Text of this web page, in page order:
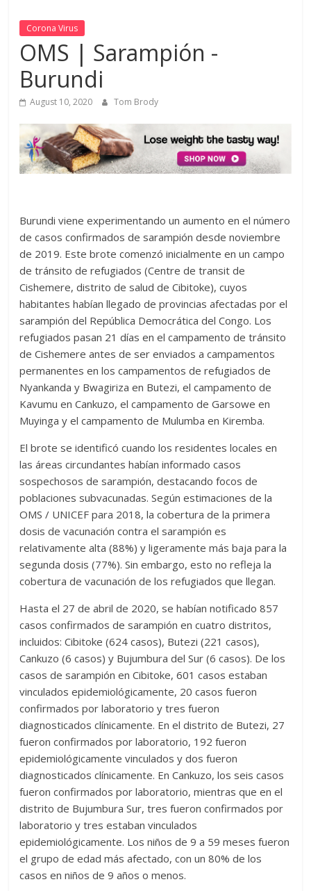
Corona Virus
OMS | Sarampión -
Burundi
August 10, 2020 Tom Brody
Burundi viene experimentando un aumento en el número
de casos confirmados de sarampión desde noviembre
de 2019. Este brote comenzó inicialmente en un campo
de tránsito de refugiados (Centre de transit de
Cishemere, distrito de salud de Cibitoke), cuyos
habitantes habían llegado de provincias afectadas por el
sarampión del República Democrática del Congo. Los
refugiados pasan 21 días en el campamento de tránsito
de Cishemere antes de ser enviados a campamentos
permanentes en los campamentos de refugiados de
Nyankanda y Bwagiriza en Butezi, el campamento de
Kavumu en Cankuzo, el campamento de Garsowe en
Muyinga y el campamento de Mulumba en Kiremba.
El brote se identificó cuando los residentes locales en
las áreas circundantes habían informado casos
sospechosos de sarampión, destacando focos de
poblaciones subvacunadas. Según estimaciones de la
OMS / UNICEF para 2018, la cobertura de la primera
dosis de vacunación contra el sarampión es
relativamente alta (88%) y ligeramente más baja para la
segunda dosis (77%). Sin embargo, esto no refleja la
cobertura de vacunación de los refugiados que llegan.
Hasta el 27 de abril de 2020, se habían notificado 857
casos confirmados de sarampión en cuatro distritos,
incluidos: Cibitoke (624 casos), Butezi (221 casos),
Cankuzo (6 casos) y Bujumbura del Sur (6 casos). De los
casos de sarampión en Cibitoke, 601 casos estaban
vinculados epidemiológicamente, 20 casos fueron
confirmados por laboratorio y tres fueron
diagnosticados clínicamente. En el distrito de Butezi, 27
fueron confirmados por laboratorio, 192 fueron
epidemiológicamente vinculados y dos fueron
diagnosticados clínicamente. En Cankuzo, los seis casos
fueron confirmados por laboratorio, mientras que en el
distrito de Bujumbura Sur, tres fueron confirmados por
laboratorio y tres estaban vinculados
epidemiológicamente. Los niños de 9 a 59 meses fueron
el grupo de edad más afectado, con un 80% de los
casos en niños de 9 años o menos.